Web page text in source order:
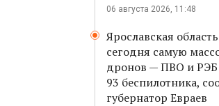
06 августа 2026, 11:48
Ярославская
сегодня самую
дронов — ПВО и
93 беспилотника,
губернатор Евраев